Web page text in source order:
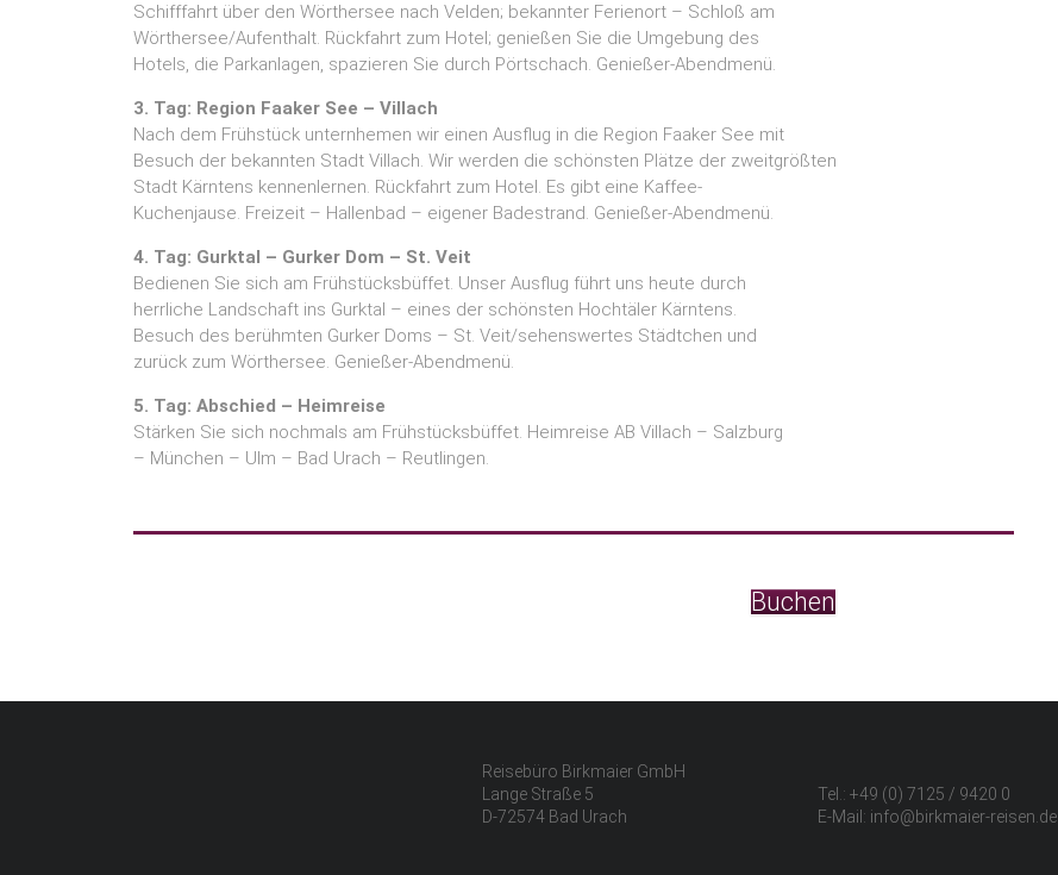
Schifffahrt über den Wörthersee nach Velden; bekannter Ferienort – Schloß am
Wörthersee/Aufenthalt. Rückfahrt zum Hotel; genießen Sie die Umgebung des
Hotels, die Parkanlagen, spazieren Sie durch Pörtschach. Genießer-Abendmenü.
3. Tag: Region Faaker See – Villach
Nach dem Frühstück unternhemen wir einen Ausflug in die Region Faaker See mit
Besuch der bekannten Stadt Villach. Wir werden die schönsten Plätze der zweitgrößten
Stadt Kärntens kennenlernen. Rückfahrt zum Hotel. Es gibt eine Kaffee-
Kuchenjause. Freizeit – Hallenbad – eigener Badestrand. Genießer-Abendmenü.
4. Tag: Gurktal – Gurker Dom – St. Veit
Bedienen Sie sich am Frühstücksbüffet. Unser Ausflug führt uns heute durch
herrliche Landschaft ins Gurktal – eines der schönsten Hochtäler Kärntens.
Besuch des berühmten Gurker Doms – St. Veit/sehenswertes Städtchen und
zurück zum Wörthersee. Genießer-Abendmenü.
5. Tag: Abschied – Heimreise
Stärken Sie sich nochmals am Frühstücksbüffet. Heimreise AB Villach – Salzburg
– München – Ulm – Bad Urach – Reutlingen.
Buchen
Reisebüro Birkmaier GmbH
Lange Straße 5
D-72574 Bad Urach
Tel.: +49 (0) 7125 / 9420 0
E-Mail: info@birkmaier-reisen.de